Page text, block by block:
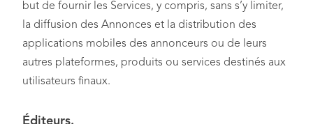
but de fournir les Services, y compris, sans s’y limiter,
la diffusion des Annonces et la distribution des
applications mobiles des annonceurs ou de leurs
autres plateformes, produits ou services destinés aux
utilisateurs finaux.
Éditeurs.